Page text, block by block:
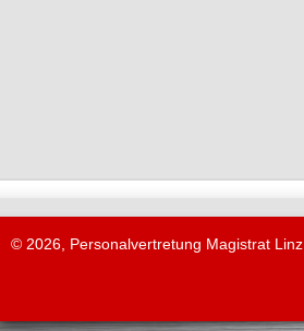
© 2026, Personalvertretung Magistrat Linz